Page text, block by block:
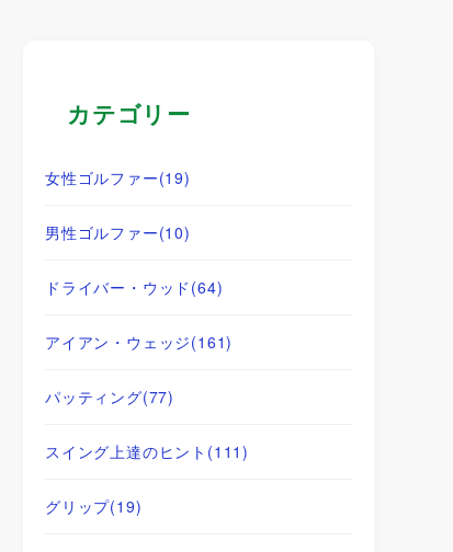
カテゴリー
女性ゴルファー(19)
男性ゴルファー(10)
ドライバー・ウッド (64)
アイアン・ウェッジ(161)
パッティング(77)
スイング上達のヒント (111)
グリップ(19)